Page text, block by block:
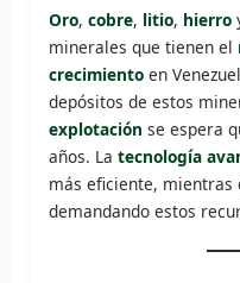
Oro, cobre, litio, hierro
minerales que tienen el
crecimientoen
depósitos de estos
explotación se espera
años. La tecnología
más eficiente, mientras
demandando estos